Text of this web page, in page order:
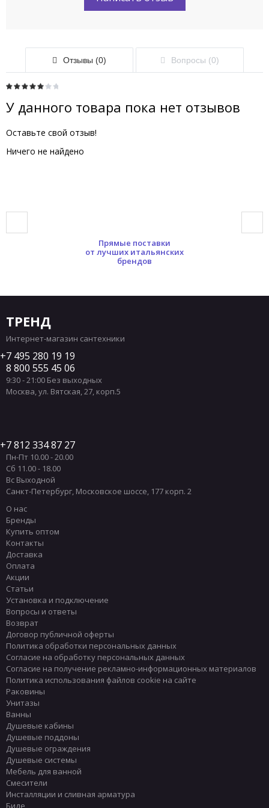
Отзывы (0) Вопросы (0)
У данного товара пока нет отзывов
Оставьте свой отзыв!
Ничего не найдено
Прямые поставки
от лучших итальянских
брендов
ТРЕНД
Интернет-магазин сантехники
7 495 280 19 19
8 800 555 45 06
9:30 - 21:00 Без выходных
Москва ул. Вятская, 27, корп.5
7 812 334 87 27
Пн-Пт 10.00 - 20.00
Сб 11.00 - 18.00
Вс Выходной
Санкт-Петербург Московское шоссе, 177 корп. 2
О нас
Бренды
Купить оптом
Контакты
Доставка
Оплата
Акции
Статьи
Установка и подключение
Вопросы и ответы
Возврат
Договор публичной оферты
Политика обработки персональных данных
Согласие на обработку персональных данных
Согласие на получение рекламно-информационных материалов
Политика использования файлов cookie на сайте
Раковины
Унитазы
Ванны
Душевые кабины
Душевые поддоны
Душевые ограждения
Душевые системы
Мебель для ванной
Смесители
Инсталляции и сливная арматура
Биде